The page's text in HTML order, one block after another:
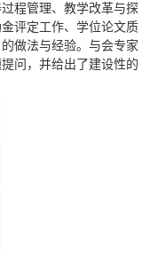
程管理、教学改革与探
评定工作、学位论文质
做法与经验。与会专家
问，并给出了建设性的